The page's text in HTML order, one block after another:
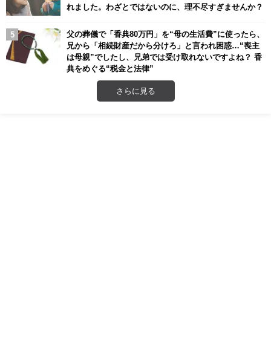
れました。わざとではないのに、理不尽すぎませんか？
父の葬儀で「香典80万円」を“母の生活費”に使ったら、
兄から「相続財産だから分けろ」と言われ困惑…“喪主
は母親”でしたし、兄弟では受け取れないですよね？ 香
典をめぐる“税金と法律”
さらに見る